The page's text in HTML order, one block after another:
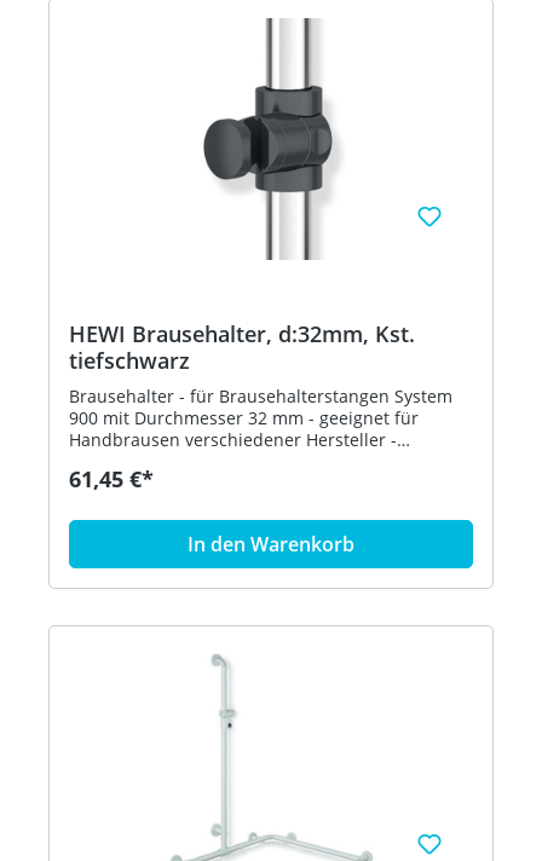
HEWI Brausehalter, d:32mm, Kst.
tiefschwarz
Brausehalter - für Brausehalterstangen System
900 mit Durchmesser 32 mm - geeignet für
Handbrausen verschiedener Hersteller -
Betätigen einer großflächigen Drucktaste in der
Brausehalter erleichtert das Einhängen der
Handbrause - aus hochwertigem matten
Polyamid in den HEWI Farben 98 (Signalweiß), 92
(Anthrazitgrau) und 90 (Tiefschwarz) - in HEWI
61,45 €*
In den Warenkorb